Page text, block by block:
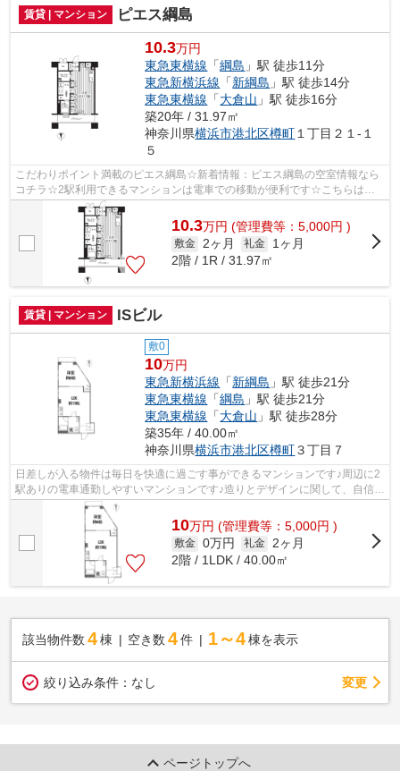
賃貸 | マンション ピエス綱島
10.3万円
東急東横線 「綱島 」駅 徒歩11分
東急新横浜線 「新綱島 」駅 徒歩14分
東急東横線 「大倉山 」駅 徒歩16分
築20年 / 31.97㎡
神奈川県横浜市港北区樽町 １丁目２１-１
５
こだわりポイント満載のピエス綱島☆新着情報：ピエス綱島の空室情報なら
コチラ☆2駅利用できるマンションは電車での移動が便利です☆こちらはマ
ンションタイプになります☆横浜市港北区エ...
10.3万円 (管理費等：5,000円 )
敷金 2ヶ月 礼金
1ヶ月
2階 / 1R / 31.97㎡
賃貸 | マンション ISビル
敷0
10万円
東急新横浜線 「新綱島 」駅 徒歩21分
東急東横線 「綱島 」駅 徒歩21分
東急東横線 「大倉山 」駅 徒歩28分
築35年 / 40.00㎡
神奈川県横浜市港北区樽町３丁目７
日差しが入る物件は毎日を快適に過ごす事ができるマンションです♪周辺に2
駅ありの電車通勤しやすいマンションです♪造りとデザインに関して、自信を
もって情報を提供できるマンションで...
10万円 (管理費等：5,000円 )
敷金 0万円 礼金 2ヶ月
2階 / 1LDK / 40.00㎡
該当物件数 4棟 空き数 4 件 1～4 棟を表示
絞り込み条件： なし 変更
ページトップへ